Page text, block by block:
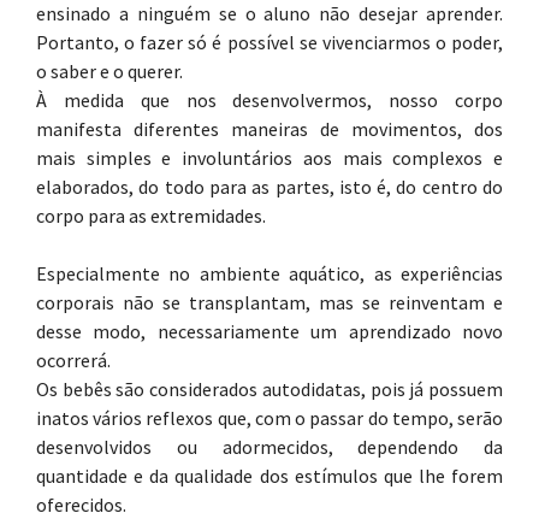
ensinado a ninguém se o aluno não desejar aprender.
Portanto, o fazer só é possível se vivenciarmos o poder,
o saber e o querer.
À medida que nos desenvolvermos, nosso corpo
manifesta diferentes maneiras de movimentos, dos
mais simples e involuntários aos mais complexos e
elaborados, do todo para as partes, isto é, do centro do
corpo para as extremidades.
Especialmente no ambiente aquático, as experiências
corporais não se transplantam, mas se reinventam e
desse modo, necessariamente um aprendizado novo
ocorrerá.
Os bebês são considerados autodidatas, pois já possuem
inatos vários reflexos que, com o passar do tempo, serão
desenvolvidos ou adormecidos, dependendo da
quantidade e da qualidade dos estímulos que lhe forem
oferecidos.